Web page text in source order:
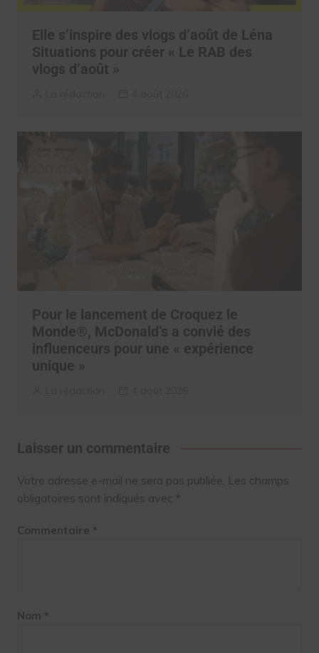
Elle s’inspire des vlogs d’août de Léna
Situations pour créer « Le RAB des
vlogs d’août »
Pour le lancement de Croquez le
Monde®, McDonald’s a convié des
influenceurs pour une « expérience
unique »
Laisser un commentaire
Votre adresse e-mail ne sera pas publiée. Les champs
obligatoires sont indiqués avec *
Commentaire *
Nom *